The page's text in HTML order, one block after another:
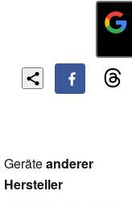
Geräteanderer
Hersteller